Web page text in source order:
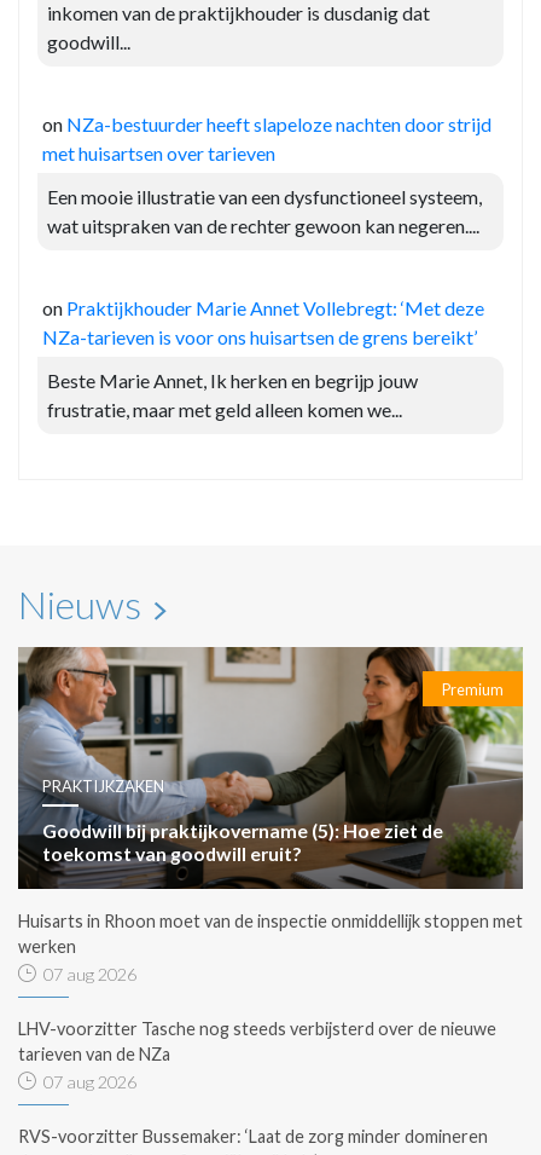
inkomen van de praktijkhouder is dusdanig dat
goodwill...
on NZa-bestuurder heeft slapeloze nachten door strijd
met huisartsen over tarieven
Een mooie illustratie van een dysfunctioneel systeem,
wat uitspraken van de rechter gewoon kan negeren....
on Praktijkhouder Marie Annet Vollebregt: ‘Met deze
NZa-tarieven is voor ons huisartsen de grens bereikt’
Beste Marie Annet, Ik herken en begrijp jouw
frustratie, maar met geld alleen komen we...
Nieuws
Premium
PRAKTIJKZAKEN
Goodwill bij praktijkovername (5): Hoe ziet de
toekomst van goodwill eruit?
Huisarts in Rhoon moet van de inspectie onmiddellijk stoppen met
werken
07 aug 2026
LHV-voorzitter Tasche nog steeds verbijsterd over de nieuwe
tarieven van de NZa
07 aug 2026
RVS-voorzitter Bussemaker: ‘Laat de zorg minder domineren